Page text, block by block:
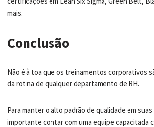
mais.
Conclusão
Não é à toa que os treinamentos corporativos
da rotina de qualquer departamento de RH.
Para manter o alto padrão de qualidade em
importante contar com uma equipe capacitada